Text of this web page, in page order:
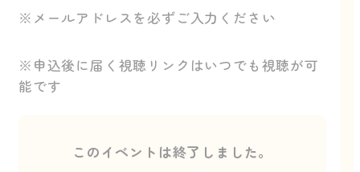
※メールアドレスを必ずご入力ください
※申込後に届く視聴リンクはいつでも視聴が可
能です
このイベントは終了しました。